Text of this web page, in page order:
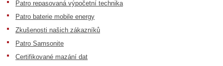
Patro repasovaná výpočetní technika
Patro baterie mobile energy
Zkušenosti našich zákazníků
Patro Samsonite
Certifikované mazání dat